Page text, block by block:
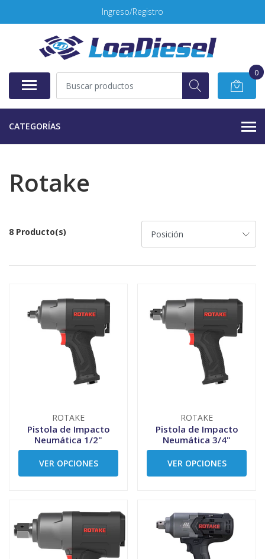
Ingreso/Registro
0
CATEGORÍAS
Rotake
8 Producto(s)
ROTAKE
Pistola de Impacto
Neumática 1/2"
VER OPCIONES
ROTAKE
Pistola de Impacto
Neumática 3/4"
VER OPCIONES